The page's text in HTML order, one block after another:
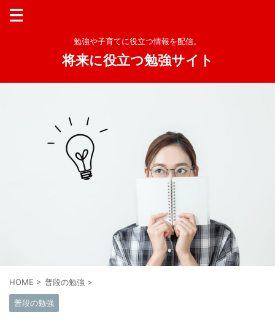
勉強や子育てに役立つ情報を配信。
将来に役立つ勉強サイト
HOME > 普段の勉強 >
普段の勉強